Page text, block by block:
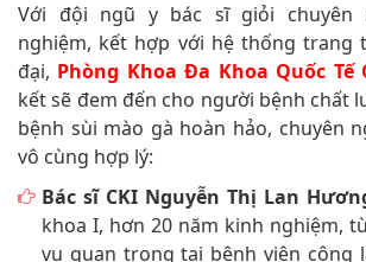
Với đội ngũ y bác sĩ giỏi chuyên
nghiệm, kết hợp với hệ thống trang
đại, Phòng Khoa Đa Khoa Quốc Tế
kết sẽ đem đến cho người bệnh chất
bệnh sùi mào gà hoàn hảo, chuyên
vô cùng hợp lý:
Bác sĩ CKI Nguyễn Thị Lan
khoa I, hơn 20 năm kinh nghiệm,
vụ quan trọng tại bệnh viện công